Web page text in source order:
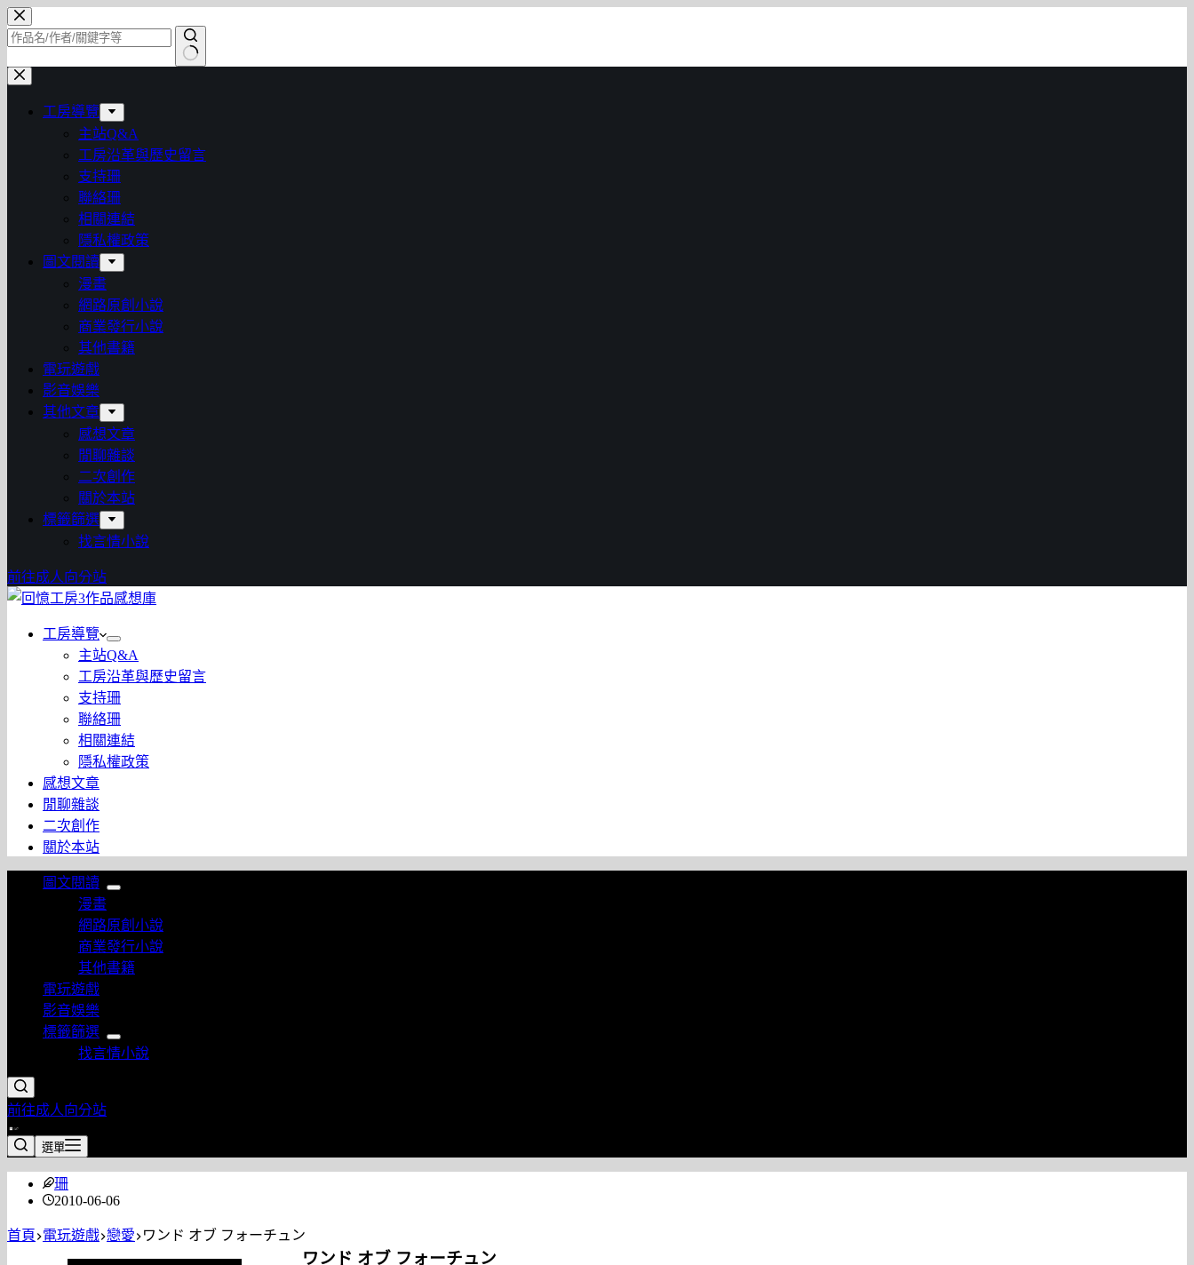
跳
至
要
找
工房導覽
主站Q&A
工房沿革與歷史留言
支持珊
聯絡珊
相關連結
隱私權政策
圖文閱讀
漫畫
網路原創小說
商業發行小說
其他書籍
電玩遊戲
影音娛樂
其他文章
感想文章
閒聊雜談
二次創作
關於本站
標籤篩選
找言情小說
前往成人向分站
工房導覽
主站Q&A
工房沿革與歷史留言
支持珊
聯絡珊
相關連結
隱私權政策
感想文章
閒聊雜談
二次創作
關於本站
圖文閱讀
漫畫
網路原創小說
商業發行小說
其他書籍
電玩遊戲
影音娛樂
標籤篩選
找言情小說
前往成人向分站
選單
珊
2010-06-06
首頁 電玩遊戲 戀愛 ワンド オブ フォーチュン
ワンド オブ フォーチュン